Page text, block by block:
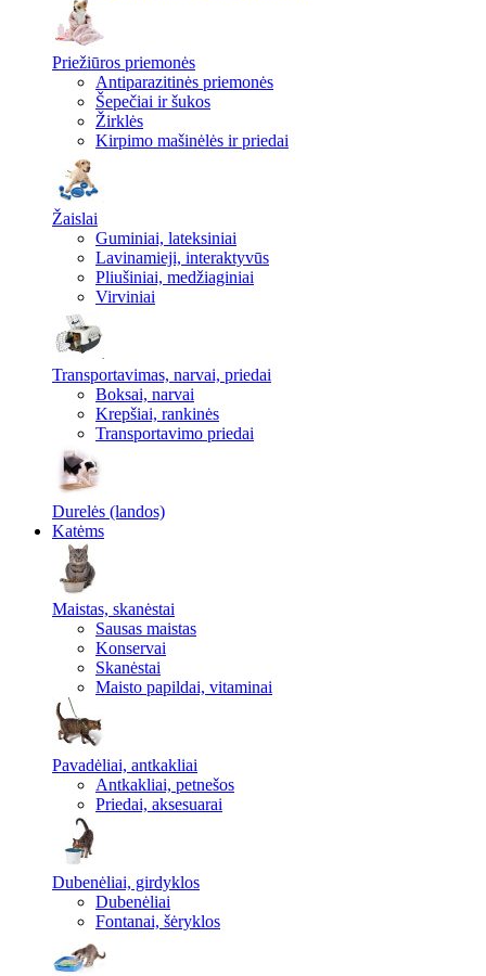
Priežiūros priemonės
Antiparazitinės priemonės
Šepečiai ir šukos
Žirklės
Kirpimo mašinėlės ir priedai
Žaislai
Guminiai, lateksiniai
Lavinamieji, interaktyvūs
Pliušiniai, medžiaginiai
Virviniai
Transportavimas, narvai, priedai
Boksai, narvai
Krepšiai, rankinės
Transportavimo priedai
Durelės (landos)
Katėms
Maistas, skanėstai
Sausas maistas
Konservai
Skanėstai
Maisto papildai, vitaminai
Pavadėliai, antkakliai
Antkakliai, petnešos
Priedai, aksesuarai
Dubenėliai, girdyklos
Dubenėliai
Fontanai, šėryklos